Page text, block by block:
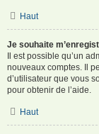
Haut
Je souhaite
Il est possible qu’un
nouveaux comptes. Il
d’utilisateur que vous
pour obtenir de l’aide.
Haut